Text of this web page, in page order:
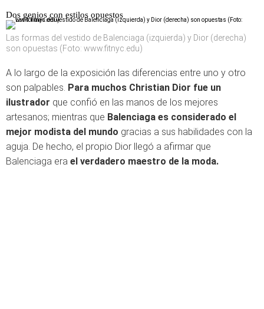
Dos genios con estilos opuestos
Las formas del vestido de Balenciaga (izquierda) y Dior (derecha)
son opuestas (Foto: www.fitnyc.edu)
A lo largo de la exposición las diferencias entre uno y otro
son palpables. Para muchos Christian Dior fue un
ilustrador que confió en las manos de los mejores
artesanos; mientras que Balenciaga es considerado el
mejor modista del mundo gracias a sus habilidades con la
aguja. De hecho, el propio Dior llegó a afirmar que
Balenciaga era el verdadero maestro de la moda.